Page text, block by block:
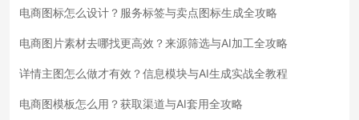
电商图标怎么设计？服务标签与卖点图标生成全攻略
电商图片素材去哪找更高效？来源筛选与AI加工全攻略
详情主图怎么做才有效？信息模块与AI生成实战全教程
电商图模板怎么用？获取渠道与AI套用全攻略